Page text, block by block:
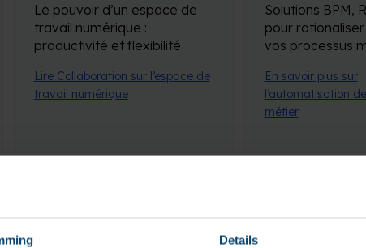
Details
Le pouvoir d’un espace de
travail numérique :
productivité et flexibilité
Lire Collaboration sur l’espace de
travail numérique
Solutions BPM,
pour
vos processus
En savoir plus sur
l’automatisation
métier